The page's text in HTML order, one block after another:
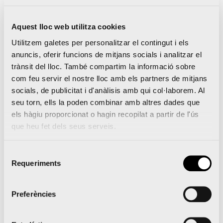
Aquest lloc web utilitza cookies
Utilitzem galetes per personalitzar el contingut i els
anuncis, oferir funcions de mitjans socials i analitzar el
trànsit del lloc. També compartim la informació sobre
com feu servir el nostre lloc amb els partners de mitjans
socials, de publicitat i d'anàlisis amb qui col·laborem. Al
seu torn, ells la poden combinar amb altres dades que
els hàgiu proporcionat o hagin recopilat a partir de l'ús
que heu fet dels seus serveis.
Requeriments
Preferències
6 de desembre, encara que sense coincidir al
mateix temps als carrers de la ciutat del
running.
L’organització crearà una bambolla sanitària
entorn de la prova i prendrà mesures
excepcionals de seguretat per a garantir un gran
que inclourà el suport d’una consultoria externa
per a recopilar totes les dades i garantir, si cal, la
traçabilitat dels passos d’atletes i persones